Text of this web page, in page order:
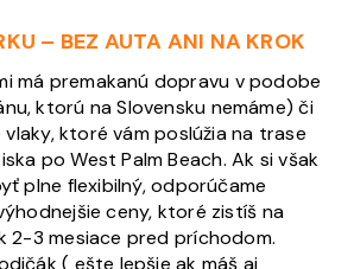
– BEZ AUTA ANI NA KROK
má premakanú dopravu v podobe
ktorú na Slovensku nemáme) či
vlaky, ktoré vám poslúžia na trase
po West Palm Beach. Ak si však
plne flexibilný, odporúčame
ceny, ktoré zistíš na
2-3 mesiace pred príchodom.
( ešte lepšie ak máš aj